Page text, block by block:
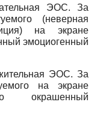
ЭОС. За
(неверная
на экране
эмоциогенный
ЭОС. За
на экране
окрашенный